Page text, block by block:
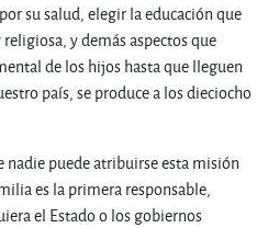
su salud, elegir la educación que
y demás aspectos que
de los hijos hasta que lleguen
país, se produce a los dieciocho
nadie puede atribuirse esta misión
es la primera responsable,
el Estado o los gobiernos